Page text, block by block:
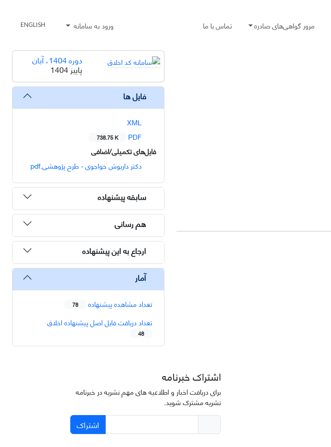
مرور گواهی‌های صادره تماس با ما ورود به سامانه ENGLISH
دوره 1404، آبان
پاییز 1404
فایل ها
XML
PDF
738.75 K
فایل‌های تکمیلی/اضافی
دکتر داریوش خواجوی - طرح پژوهشی.pdf
سابقه پیشنهاده
هم رسانی
ارجاع به این پیشنهاده
آمار
تعداد مشاهده پیشنهاده 78
تعداد دریافت فایل اصل پیشنهاده اخلاق
48
اشتراک خبرنامه
برای دریافت اخبار و اطلاعیه های مهم نشریه در خبرنامه
نشریه مشترک شوید.
اشتراک